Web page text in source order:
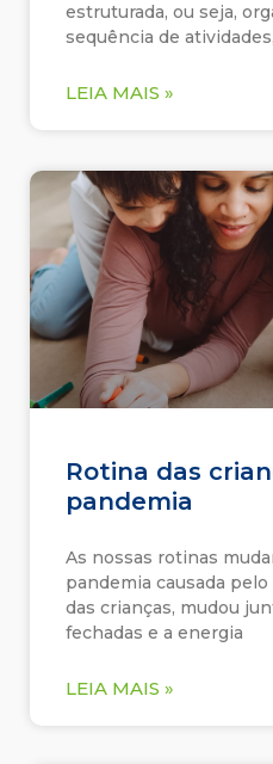
estruturada, ou seja,
sequência de
LEIA MAIS »
Rotina das
pandemia
As nossas rotinas
pandemia causada
das crianças, mudou
fechadas e a energia
LEIA MAIS »